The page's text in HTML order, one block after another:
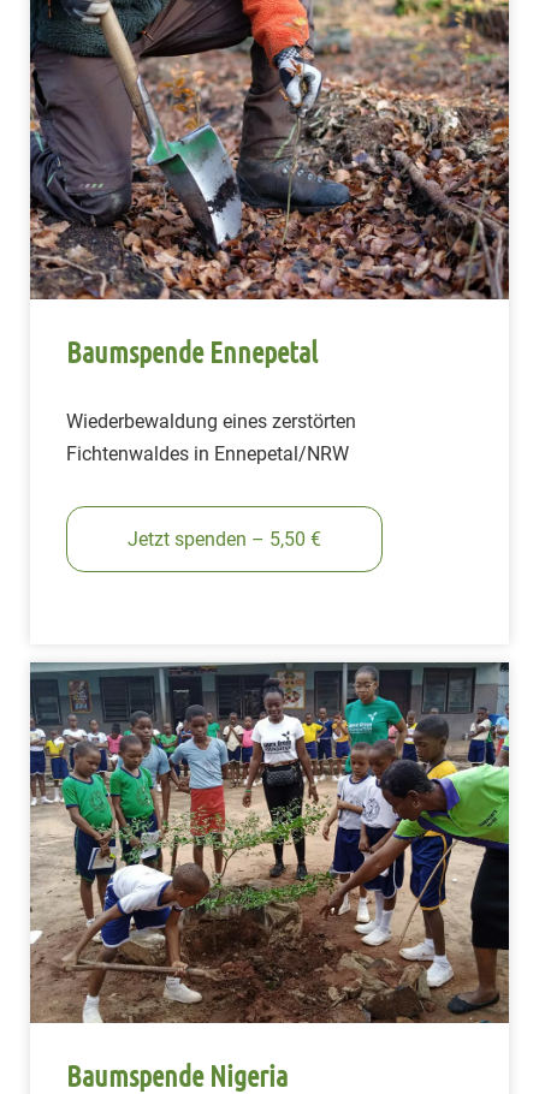
Baumspende Ennepetal
Wiederbewaldung eines zerstörten
Fichtenwaldes in Ennepetal/NRW
Jetzt spenden – 5,50 €
Baumspende Nigeria